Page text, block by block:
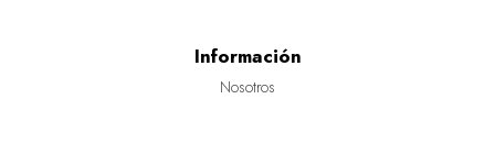
Información
Nosotros